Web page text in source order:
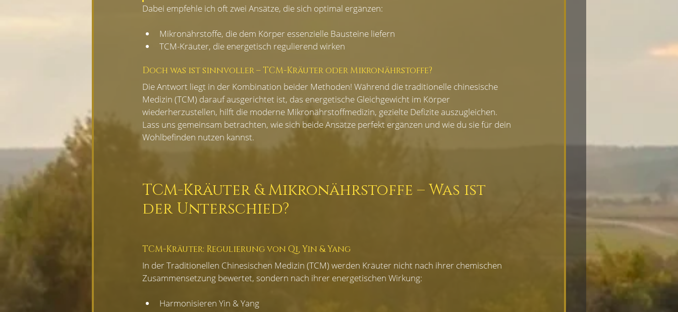
Dabei empfehle ich oft zwei Ansätze, die sich optimal ergänzen:
Mikronährstoffe, die dem Körper essenzielle Bausteine liefern
TCM-Kräuter, die energetisch regulierend wirken
Doch was ist sinnvoller – TCM-Kräuter oder Mikronährstoffe?
Die Antwort liegt in der Kombination beider Methoden! Während die traditionelle chinesische
Medizin (TCM) darauf ausgerichtet ist, das energetische Gleichgewicht im Körper
wiederherzustellen, hilft die moderne Mikronährstoffmedizin, gezielte Defizite auszugleichen.
Lass uns gemeinsam betrachten, wie sich beide Ansätze perfekt ergänzen und wie du sie für dein
Wohlbefinden nutzen kannst.
TCM-Kräuter & Mikronährstoffe – Was ist
der Unterschied?
TCM-Kräuter: Regulierung von Qi, Yin & Yang
In der Traditionellen Chinesischen Medizin (TCM) werden Kräuter nicht nach ihrer chemischen
Zusammensetzung bewertet, sondern nach ihrer energetischen Wirkung:
Harmonisieren Yin & Yang